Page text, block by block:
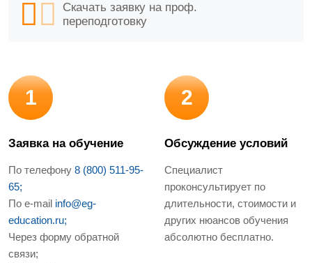
Скачать заявку на проф.
переподготовку
1
Заявка на обучение
По телефону 8 (800) 511-95-
65;
По e-mail info@eg-
education.ru;
Через форму обратной
связи;
2
Обсуждение условий
Специалист
проконсультирует по
длительности, стоимости и
других нюансов обучения
абсолютно бесплатно.